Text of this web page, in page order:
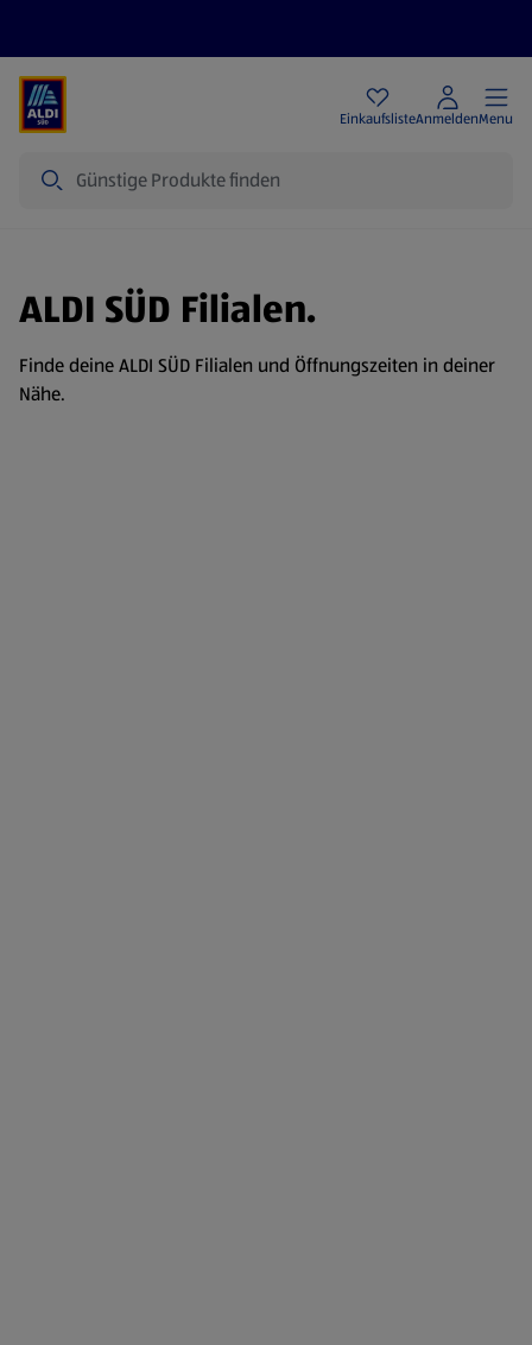
EinkaufslisteAnmeldenMenu
ALDI SÜD Filialen.
Finde deine ALDI SÜD Filialen und Öffnungszeiten in deiner
Nähe.